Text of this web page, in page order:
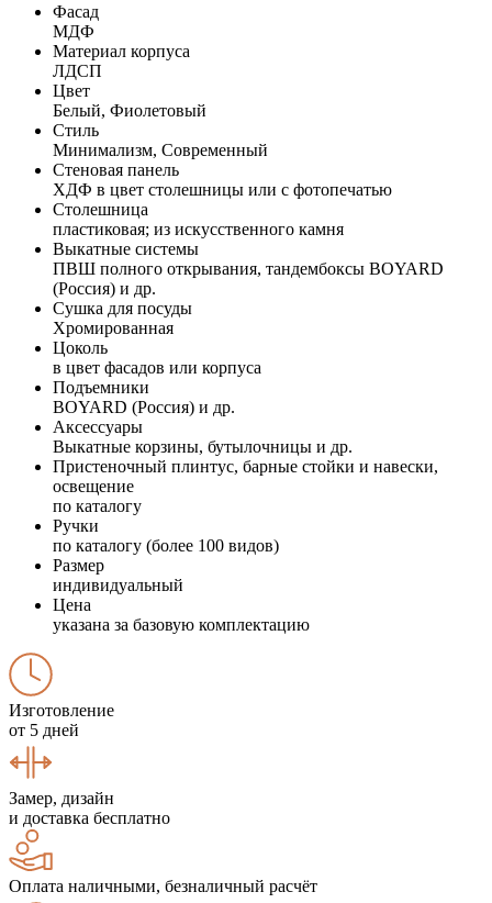
Фасад
МДФ
Материал корпуса
ЛДСП
Цвет
Белый, Фиолетовый
Стиль
Минимализм, Современный
Стеновая панель
ХДФ в цвет столешницы или с фотопечатью
Столешница
пластиковая; из искусственного камня
Выкатные системы
ПВШ полного открывания, тандембоксы BOYARD
(Россия) и др.
Сушка для посуды
Хромированная
Цоколь
в цвет фасадов или корпуса
Подъемники
BOYARD (Россия) и др.
Аксессуары
Выкатные корзины, бутылочницы и др.
Пристеночный плинтус, барные стойки и навески,
освещение
по каталогу
Ручки
по каталогу (более 100 видов)
Размер
индивидуальный
Цена
указана за базовую комплектацию
Изготовление
от 5 дней
Замер, дизайн
и доставка бесплатно
Оплата наличными, безналичный расчёт